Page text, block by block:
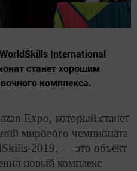
International
станет хорошим
комплекса.
Expo, который станет
мирового чемпионата
2019, — это объект
новый комплекс